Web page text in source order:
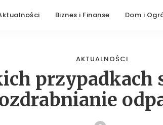
Biznes i Finanse Dom i
AKTUALNOŚCI
przypadkach